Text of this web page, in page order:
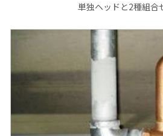
単独ヘッドと2種組合